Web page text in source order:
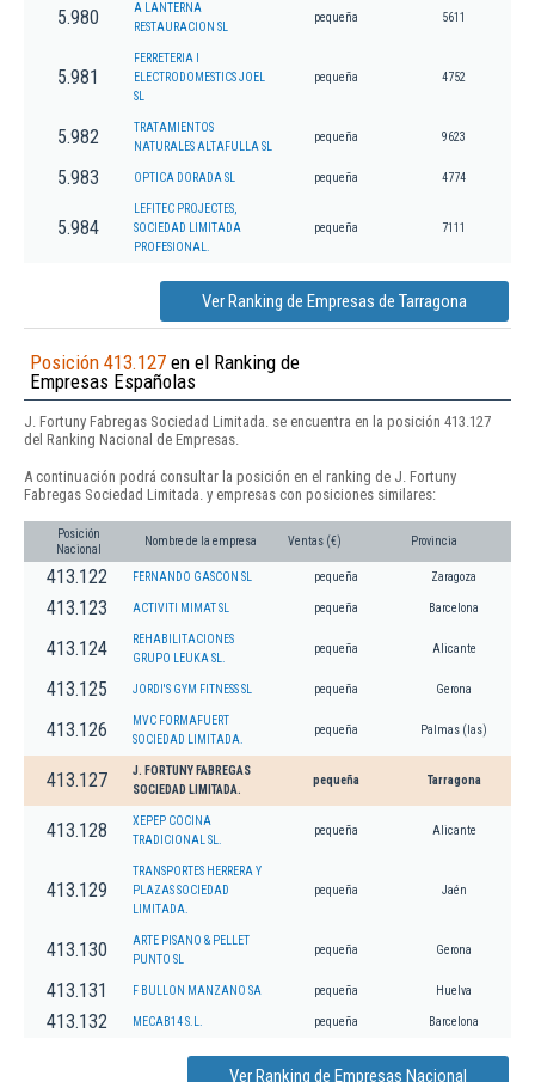
5.980
A LANTERNA
RESTAURACION SL
pequeña 5611
5.981
FERRETERIA I
ELECTRODOMESTICS JOEL
SL
pequeña 4752
5.982
TRATAMIENTOS
NATURALES ALTAFULLA SL
pequeña 9623
5.983 OPTICA DORADA SL pequeña 4774
5.984
LEFITEC PROJECTES,
SOCIEDAD LIMITADA
PROFESIONAL.
pequeña 7111
Ver Ranking de Empresas de Tarragona
Posición 413.127 en el Ranking de
Empresas Españolas
J. Fortuny Fabregas Sociedad Limitada. se encuentra en la posición 413.127
del Ranking Nacional de Empresas.
A continuación podrá consultar la posición en el ranking de J. Fortuny
Fabregas Sociedad Limitada. y empresas con posiciones similares:
Posición
Nacional
Nombre de la empresa Ventas (€) Provincia
413.122 FERNANDO GASCON SL pequeña Zaragoza
413.123 ACTIVITI MIMAT SL pequeña Barcelona
413.124
REHABILITACIONES
GRUPO LEUKA SL.
pequeña Alicante
413.125 JORDI'S GYM FITNESS SL pequeña Gerona
413.126
MVC FORMAFUERT
SOCIEDAD LIMITADA.
pequeña Palmas (las)
413.127
J. FORTUNY FABREGAS
SOCIEDAD LIMITADA.
pequeña Tarragona
413.128
XEPEP COCINA
TRADICIONAL SL.
pequeña Alicante
413.129
TRANSPORTES HERRERA Y
PLAZAS SOCIEDAD
LIMITADA.
pequeña Jaén
413.130
ARTE PISANO & PELLET
PUNTO SL
pequeña Gerona
413.131 F BULLON MANZANO SA pequeña Huelva
413.132 MECAB14 S.L. pequeña Barcelona
Ver Ranking de Empresas Nacional